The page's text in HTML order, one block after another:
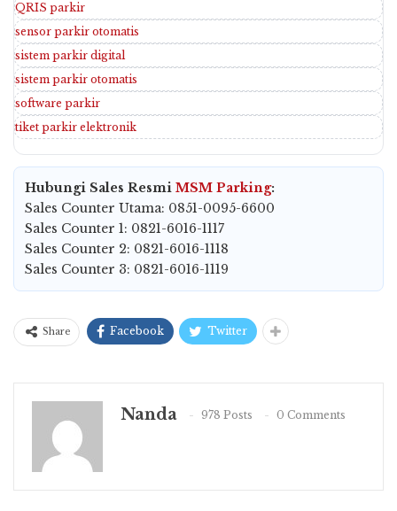
QRIS parkir
sensor parkir otomatis
sistem parkir digital
sistem parkir otomatis
software parkir
tiket parkir elektronik
Hubungi Sales Resmi MSM Parking:
Sales Counter Utama: 0851-0095-6600
Sales Counter 1: 0821-6016-1117
Sales Counter 2: 0821-6016-1118
Sales Counter 3: 0821-6016-1119
Share Facebook Twitter
Nanda 978 Posts 0 Comments